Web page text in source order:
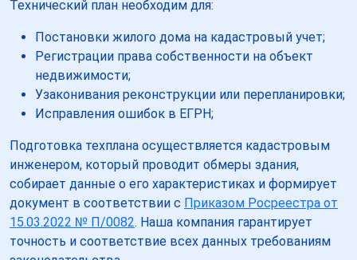
Технический план необходим для:
Постановки жилого дома на кадастровый учет;
Регистрации права собственности на объект
недвижимости;
Узаконивания реконструкции или перепланировки;
Исправления ошибок в ЕГРН;
Подготовка техплана осуществляется кадастровым
инженером, который проводит обмеры здания,
собирает данные о его характеристиках и формирует
документ в соответствии с Приказом Росреестра от
15.03.2022 № П/0082. Наша компания гарантирует
точность и соответствие всех данных требованиям